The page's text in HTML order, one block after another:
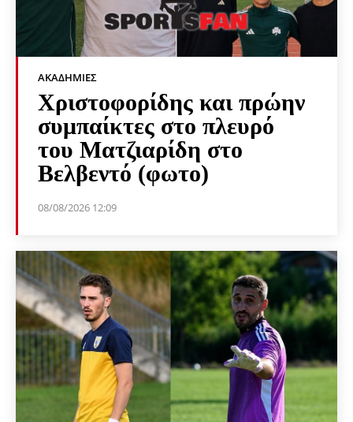
ΑΚΑΔΗΜΊΕΣ
Χριστοφορίδης και πρώην
συμπαίκτες στο πλευρό
του Ματζιαρίδη στο
Βελβεντό (φωτο)
08/08/2026 12:09